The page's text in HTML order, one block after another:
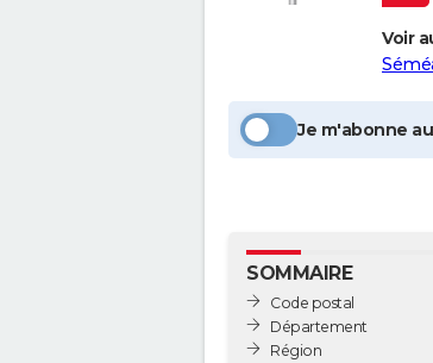
Voir
Je m'abonne
SOMMAIRE
Code postal
Département
Région